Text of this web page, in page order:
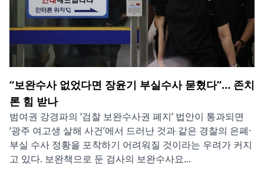
“보완수사 없었다면 장윤기 부실수사 묻혔다”… 존치
론 힘 받나
범여권 강경파의 ‘검찰 보완수사권 폐지’ 법안이 통과되면
‘광주 여고생 살해 사건’에서 드러난 것과 같은 경찰의 은폐·
부실 수사 정황을 포착하기 어려워질 것이라는 우려가 커지
고 있다. 보완책으로 둔 검사의 보완수사요...